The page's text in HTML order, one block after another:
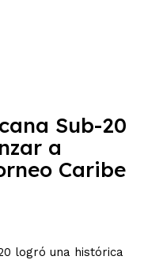
Sub-20
a
Caribe
logró una histórica